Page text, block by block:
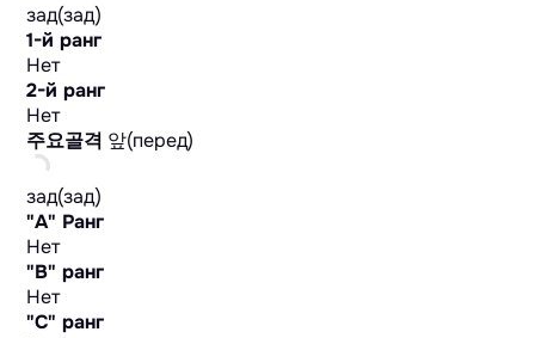
зад(зад)
1-й ранг
Нет
2-й ранг
Нет
주요골격 앞(перед)
зад(зад)
"А" Ранг
Нет
"B" ранг
Нет
"C" ранг